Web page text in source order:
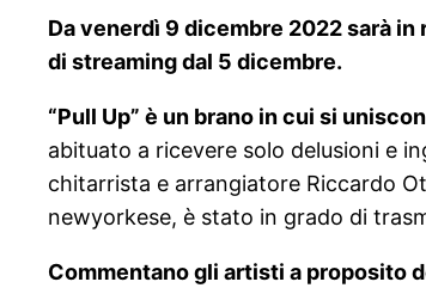
Da venerdì 9 dicembre 2022 sarà in
di streaming dal 5 dicembre.
“Pull Up” è un brano in cui si
abituato a ricevere solo delusioni e
chitarrista e arrangiatore Riccardo
newyorkese, è stato in grado di
Commentano gli artisti a proposito